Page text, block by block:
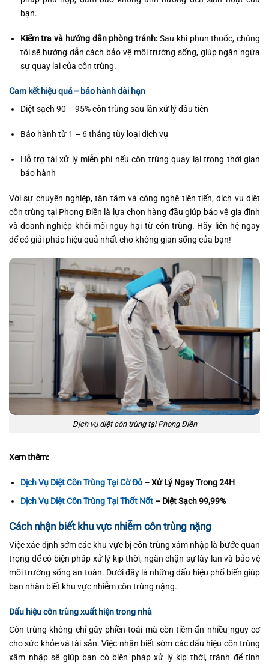
bạn.
Kiểm tra và hướng dẫn phòng tránh: Sau khi phun thuốc, chúng
tôi sẽ hướng dẫn cách bảo vệ môi trường sống, giúp ngăn ngừa
sự quay lại của côn trùng.
Cam kết hiệu quả – bảo hành dài hạn
Diệt sạch 90 – 95% côn trùng sau lần xử lý đầu tiên
Bảo hành từ 1 – 6 tháng tùy loại dịch vụ
Hỗ trợ tái xử lý miễn phí nếu côn trùng quay lại trong thời gian
bảo hành
Với sự chuyên nghiệp, tận tâm và công nghệ tiên tiến, dịch vụ diệt
côn trùng tại Phong Điền là lựa chọn hàng đầu giúp bảo vệ gia đình
và doanh nghiệp khỏi mối nguy hại từ côn trùng. Hãy liên hệ ngay
để có giải pháp hiệu quả nhất cho không gian sống của bạn!
Dịch vụ diệt côn trùng tại Phong Điền
Xem thêm:
Dịch Vụ Diệt Côn Trùng Tại Cờ Đỏ– Xử Lý Ngay Trong 24H
Dịch Vụ Diệt Côn Trùng Tại Thốt Nốt– Diệt Sạch 99,99%
Cách nhận biết khu vực nhiễm côn trùng nặng
Việc xác định sớm các khu vực bị côn trùng xâm nhập là bước quan
trọng để có biện pháp xử lý kịp thời, ngăn chặn sự lây lan và bảo vệ
môi trường sống an toàn. Dưới đây là những dấu hiệu phổ biến giúp
bạn nhận biết khu vực nhiễm côn trùng nặng.
Dấu hiệu côn trùng xuất hiện trong nhà
Côn trùng không chỉ gây phiền toái mà còn tiềm ẩn nhiều nguy cơ
cho sức khỏe và tài sản. Việc nhận biết sớm các dấu hiệu côn trùng
xâm nhập sẽ giúp bạn có biện pháp xử lý kịp thời, tránh để tình